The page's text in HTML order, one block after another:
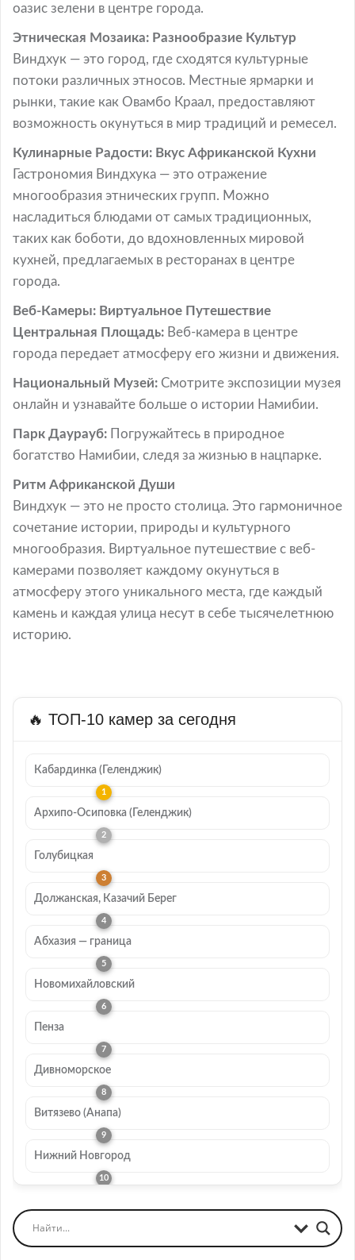
оазис зелени в центре города.
Этническая Мозаика: Разнообразие Культур
Виндхук — это город, где сходятся культурные
потоки различных этносов. Местные ярмарки и
рынки, такие как Овамбо Краал, предоставляют
возможность окунуться в мир традиций и ремесел.
Кулинарные Радости: Вкус Африканской Кухни
Гастрономия Виндхука — это отражение
многообразия этнических групп. Можно
насладиться блюдами от самых традиционных,
таких как боботи, до вдохновленных мировой
кухней, предлагаемых в ресторанах в центре
города.
Веб-Камеры: Виртуальное Путешествие
Центральная Площадь: Веб-камера в центре
города передает атмосферу его жизни и движения.
Национальный Музей: Смотрите экспозиции музея
онлайн и узнавайте больше о истории Намибии.
Парк Даурауб: Погружайтесь в природное
богатство Намибии, следя за жизнью в нацпарке.
Ритм Африканской Души
Виндхук — это не просто столица. Это гармоничное
сочетание истории, природы и культурного
многообразия. Виртуальное путешествие с веб-
камерами позволяет каждому окунуться в
атмосферу этого уникального места, где каждый
камень и каждая улица несут в себе тысячелетнюю
историю.
🔥 ТОП-10 камер за сегодня
Кабардинка (Геленджик)
Архипо-Осиповка (Геленджик)
Голубицкая
Должанская, Казачий Берег
Абхазия — граница
Новомихайловский
Пенза
Дивноморское
Витязево (Анапа)
Нижний Новгород